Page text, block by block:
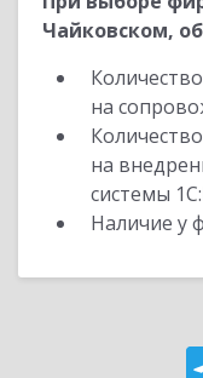
Чайковском,
на
на
системы
Наличие у